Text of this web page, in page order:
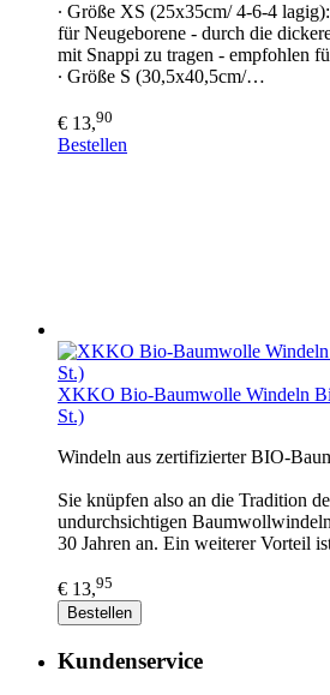
∙ Größe XS (25x35cm/ 4-6-4
für Neugeborene - durch die
mit Snappi zu tragen - empfohlen
∙ Größe S (30,5x40,5cm/…
€ 13,90
Bestellen
XKKO Bio-Baumwolle Windeln
St.)
Windeln aus zertifizierter BIO-
Sie knüpfen also an die Tradition
undurchsichtigen
30 Jahren an. Ein weiterer Vorteil
€ 13,95
Bestellen
Kundenservice